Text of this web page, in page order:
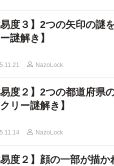
易度３】2つの矢印の謎
謎解き】
NazoLock
易度２】2つの都道府県
リー謎解き】
NazoLock
易度２】顔の一部が描